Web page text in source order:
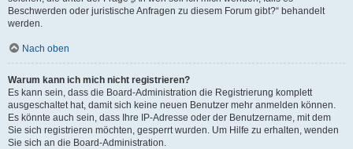
Beschwerden oder juristische Anfragen zu diesem Forum gibt?“ behandelt
werden.
Nach oben
Warum kann ich mich nicht registrieren?
Es kann sein, dass die Board-Administration die Registrierung komplett
ausgeschaltet hat, damit sich keine neuen Benutzer mehr anmelden können.
Es könnte auch sein, dass Ihre IP-Adresse oder der Benutzername, mit dem
Sie sich registrieren möchten, gesperrt wurden. Um Hilfe zu erhalten, wenden
Sie sich an die Board-Administration.